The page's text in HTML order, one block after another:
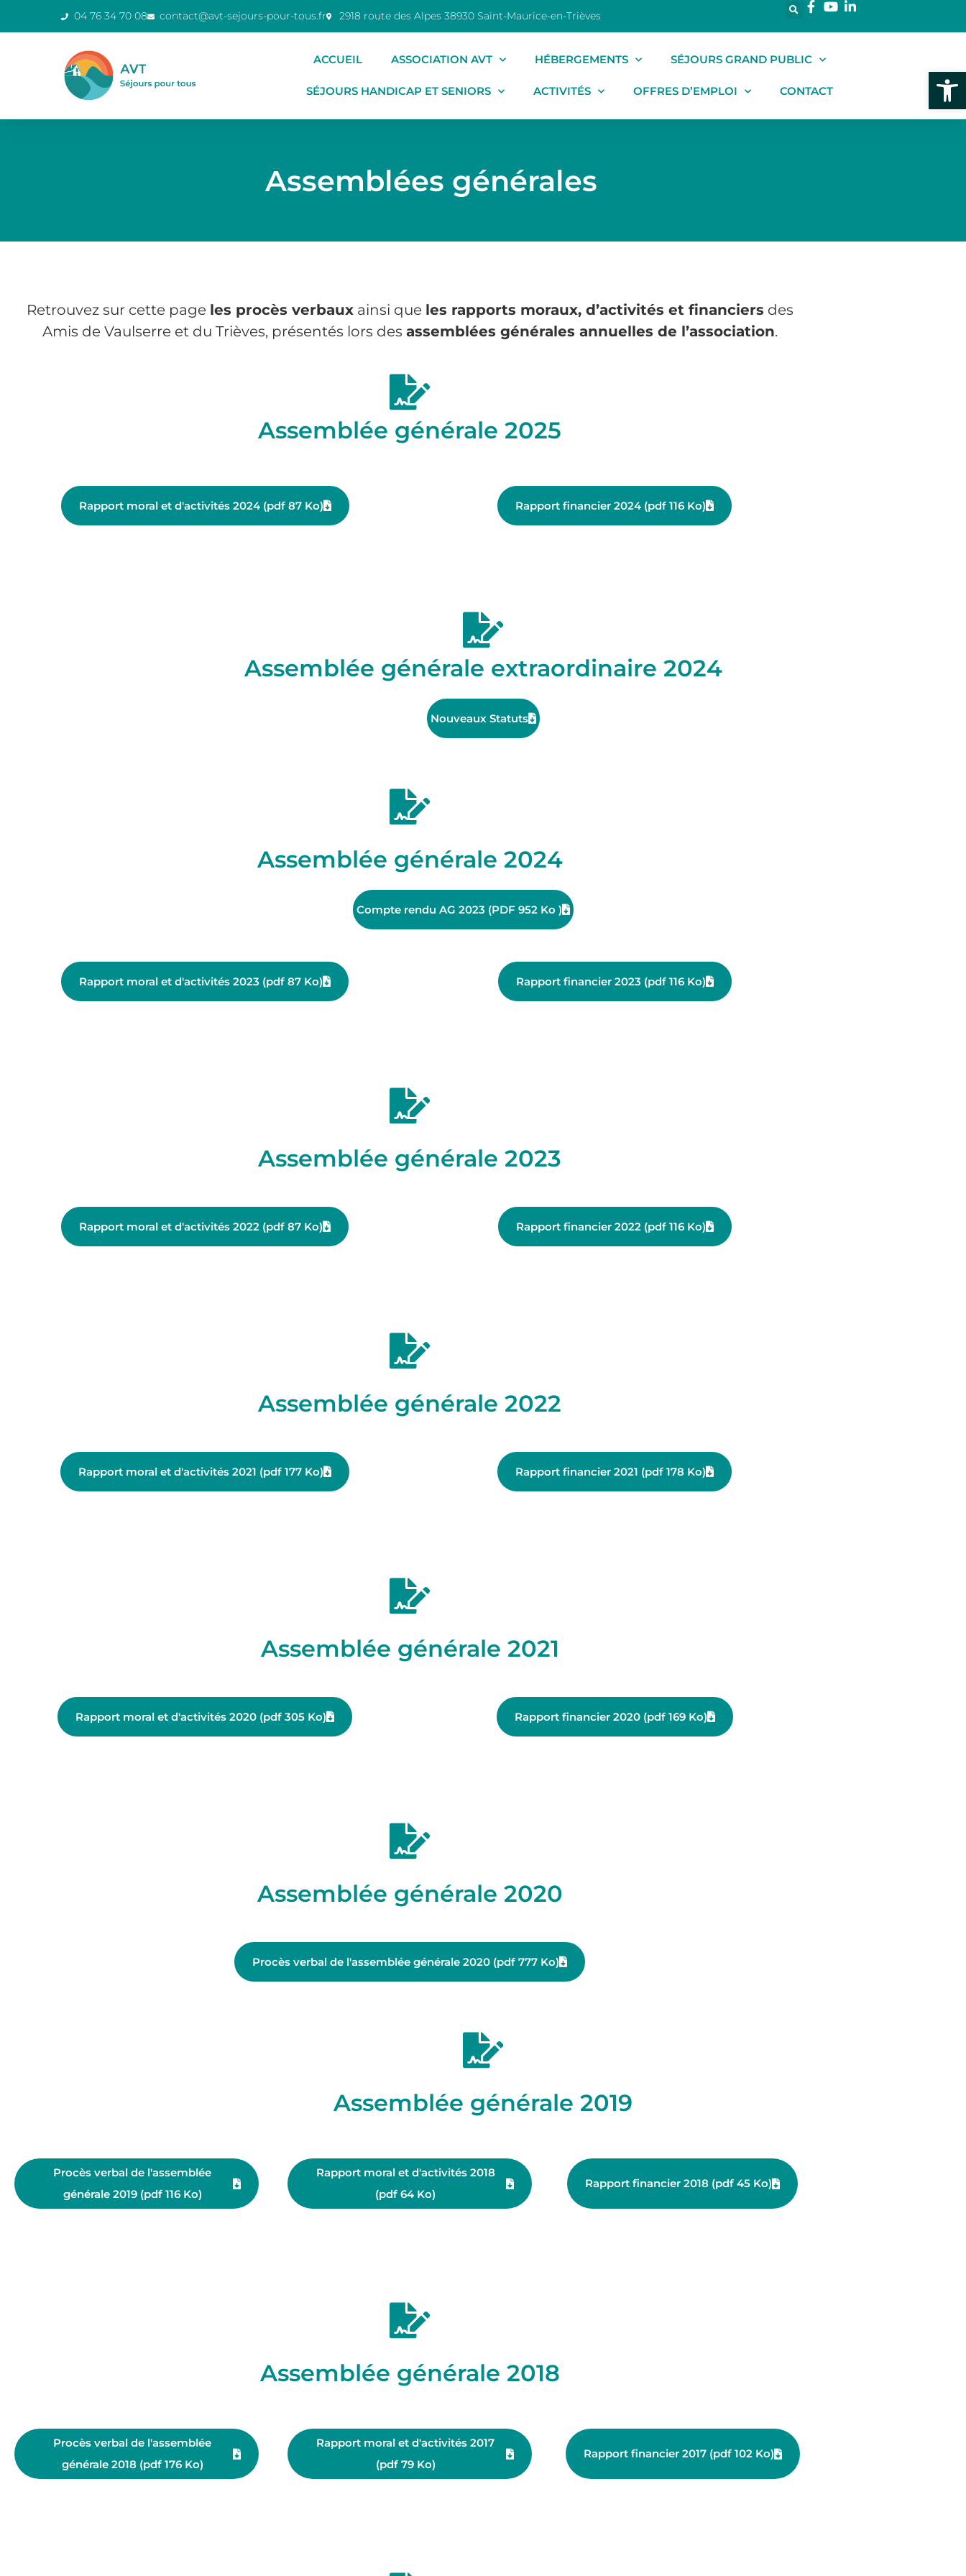
Ouvrir
04 76 34 70 08 contact@avt-sejours-pour-tous.fr 2918 route des Alpes 38930 Saint-Maurice-en-Trièves
ACCUEIL ASSOCIATION AVT HÉBERGEMENTS SÉJOURS GRAND PUBLIC
SÉJOURS HANDICAP ET SENIORS ACTIVITÉS OFFRES D’EMPLOI CONTACT
Assemblées générales
Retrouvez sur cette page les procès verbauxainsi que les rapports moraux, d’activités et financiers des
Amis de Vaulserre et du Trièves, présentés lors des assemblées générales annuelles de l’association.
Assemblée générale 2025
Rapport moral et d'activités 2024 (pdf 87 Ko) Rapport financier 2024 (pdf 116 Ko)
Assemblée générale extraordinaire 2024
Nouveaux Statuts
Assemblée générale 2024
Compte rendu AG 2023 (PDF 952 Ko )
Rapport moral et d'activités 2023 (pdf 87 Ko) Rapport financier 2023 (pdf 116 Ko)
Assemblée générale 2023
Rapport moral et d'activités 2022 (pdf 87 Ko) Rapport financier 2022 (pdf 116 Ko)
Assemblée générale 2022
Rapport moral et d'activités 2021 (pdf 177 Ko) Rapport financier 2021 (pdf 178 Ko)
Assemblée générale 2021
Rapport moral et d'activités 2020 (pdf 305 Ko) Rapport financier 2020 (pdf 169 Ko)
Assemblée générale 2020
Procès verbal de l'assemblée générale 2020 (pdf 777 Ko)
Assemblée générale 2019
Procès verbal de l'assemblée
générale 2019 (pdf 116 Ko)
Rapport moral et d'activités 2018
(pdf 64 Ko)
Rapport financier 2018 (pdf 45 Ko)
Assemblée générale 2018
Procès verbal de l'assemblée
générale 2018 (pdf 176 Ko)
Rapport moral et d'activités 2017
(pdf 79 Ko)
Rapport financier 2017 (pdf 102 Ko)